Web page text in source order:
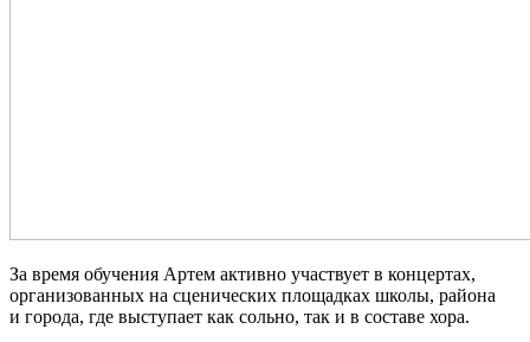
За время обучения Артем активно участвует в концертах,
организованных на сценических площадках школы, района
и города, где выступает как сольно, так и в составе хора.